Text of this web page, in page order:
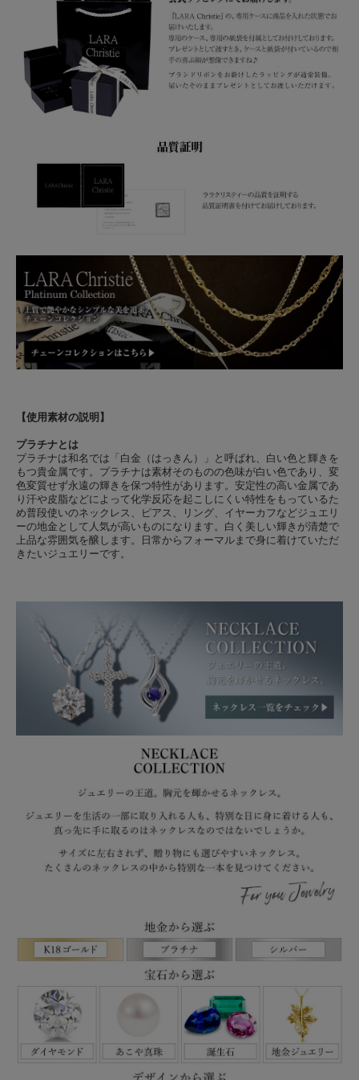
【使用素材の説明】
プラチナとは
プラチナは和名では「白金（はっきん）」と呼ばれ、白い色と輝きを
もつ貴金属です。プラチナは素材そのものの色味が白い色であり、変
色変質せず永遠の輝きを保つ特性があります。安定性の高い金属であ
り汗や皮脂などによって化学反応を起こしにくい特性をもっているた
め普段使いのネックレス、ピアス、リング、イヤーカフなどジュエリ
ーの地金として人気が高いものになります。白く美しい輝きが清楚で
上品な雰囲気を醸します。日常からフォーマルまで身に着けていただ
きたいジュエリーです。